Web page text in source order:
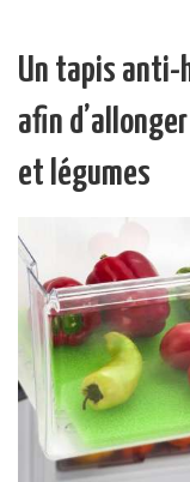
Un tapis
afin
et légumes